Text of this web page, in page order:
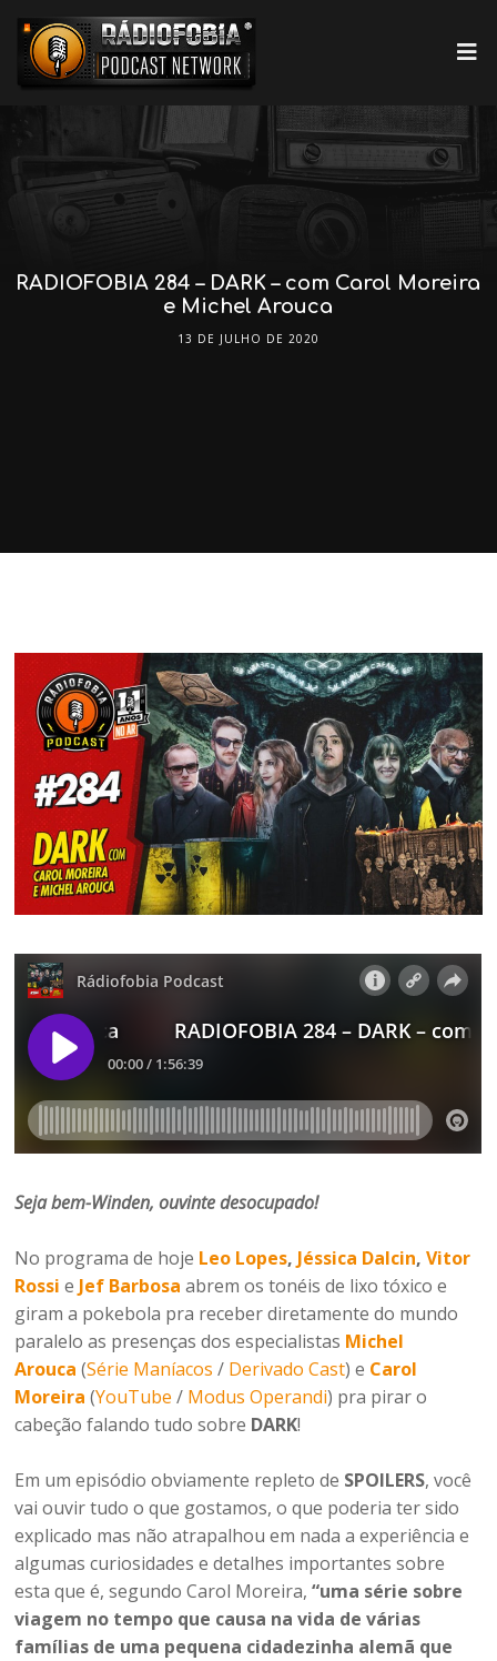
RADIOFOBIA 284 – DARK – com Carol Moreira
e Michel Arouca
13 DE JULHO DE 2020
Seja bem-Winden, ouvinte desocupado!
No programa de hoje Leo Lopes, Jéssica Dalcin,Vitor
Rossi e Jef Barbosa abrem os tonéis de lixo tóxico e
giram a pokebola pra receber diretamente do mundo
paralelo as presenças dos especialistas Michel
Arouca (Série Maníacos / Derivado Cast) e Carol
Moreira (YouTube / Modus Operandi) pra pirar o
cabeção falando tudo sobre DARK!
Em um episódio obviamente repleto de SPOILERS, você
vai ouvir tudo o que gostamos, o que poderia ter sido
explicado mas não atrapalhou em nada a experiência e
algumas curiosidades e detalhes importantes sobre
esta que é, segundo Carol Moreira,“uma série sobre
viagem no tempo que causa na vida de várias
famílias de uma pequena cidadezinha alemã que